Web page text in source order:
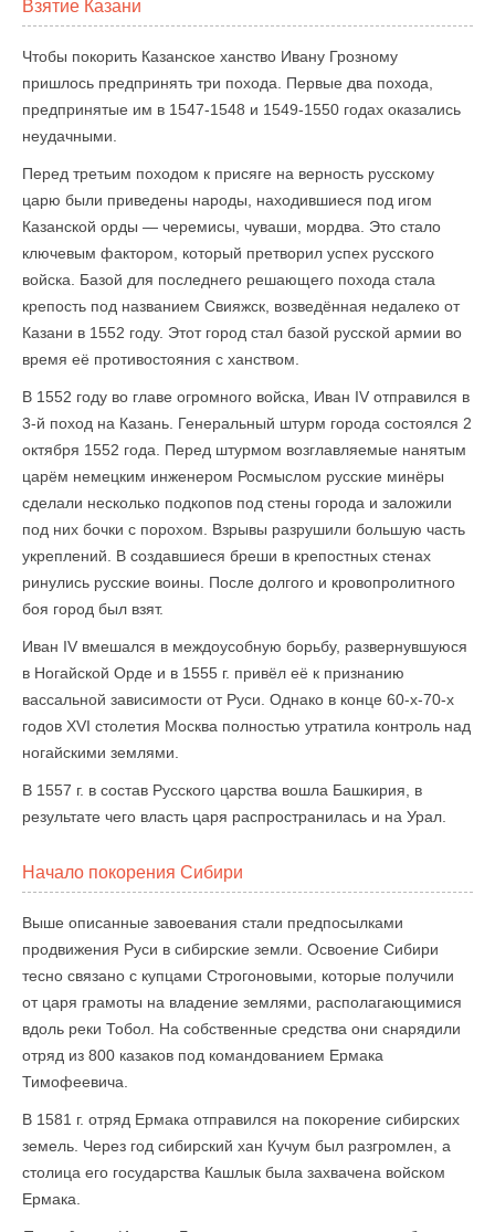
Взятие Казани
Чтобы покорить Казанское ханство Ивану Грозному
пришлось предпринять три похода. Первые два похода,
предпринятые им в 1547-1548 и 1549-1550 годах оказались
неудачными.
Перед третьим походом к присяге на верность русскому
царю были приведены народы, находившиеся под игом
Казанской орды — черемисы, чуваши, мордва. Это стало
ключевым фактором, который претворил успех русского
войска. Базой для последнего решающего похода стала
крепость под названием Свияжск, возведённая недалеко от
Казани в 1552 году. Этот город стал базой русской армии во
время её противостояния с ханством.
В 1552 году во главе огромного войска, Иван IV отправился в
3-й поход на Казань. Генеральный штурм города состоялся 2
октября 1552 года. Перед штурмом возглавляемые нанятым
царём немецким инженером Росмыслом русские минёры
сделали несколько подкопов под стены города и заложили
под них бочки с порохом. Взрывы разрушили большую часть
укреплений. В создавшиеся бреши в крепостных стенах
ринулись русские воины. После долгого и кровопролитного
боя город был взят.
Иван IV вмешался в междоусобную борьбу, развернувшуюся
в Ногайской Орде и в 1555 г. привёл её к признанию
вассальной зависимости от Руси. Однако в конце 60-х-70-х
годов XVI столетия Москва полностью утратила контроль над
ногайскими землями.
В 1557 г. в состав Русского царства вошла Башкирия, в
результате чего власть царя распространилась и на Урал.
Начало покорения Сибири
Выше описанные завоевания стали предпосылками
продвижения Руси в сибирские земли. Освоение Сибири
тесно связано с купцами Строгоновыми, которые получили
от царя грамоты на владение землями, располагающимися
вдоль реки Тобол. На собственные средства они снарядили
отряд из 800 казаков под командованием Ермака
Тимофеевича.
В 1581 г. отряд Ермака отправился на покорение сибирских
земель. Через год сибирский хан Кучум был разгромлен, а
столица его государства Кашлык была захвачена войском
Ермака.